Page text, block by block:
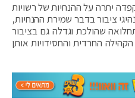
יתרה על ההנחיות של רשויות
ציבור בדבר שמירת ההנחיות,
שהולכת וגדלה גם בציבור
החרדית והחסידויות אותן